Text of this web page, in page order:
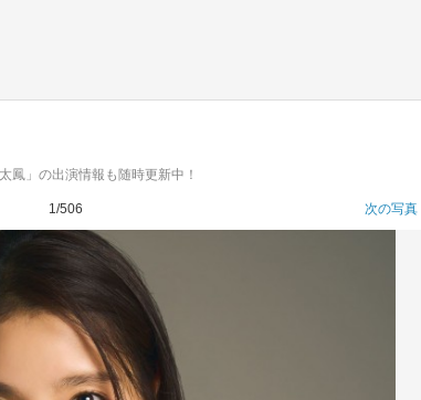
鳳」の出演情報も随時更新中！
1/506 次の写真